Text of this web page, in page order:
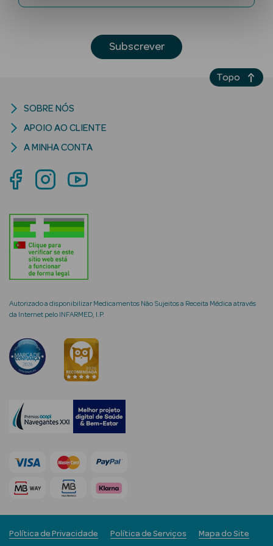
Ver Tudo
Solares
Rosto
Lábios
Solares Bebé e
Criança
Rosto e
Ver Tudo
Cosmética
Rosto
Séruns Faciais
Creme de Olhos
envelhecimento
Subscrever
Autorizado a disponibilizar Medicamentos Não Sujeitos a Receita Médica através
da Internet pelo INFARMED, I.P.
SOBRE NÓS
APOIO AO CLIENTE
A MINHA CONTA
Política de Privacidade Política de Serviços Mapa do Site
Topo